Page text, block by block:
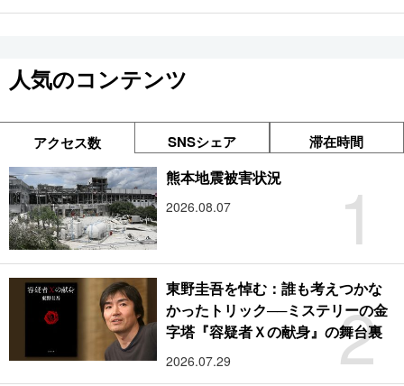
人気のコンテンツ
アクセス数 SNSシェア 滞在時間
1
熊本地震被害状況
2026.08.07
2
東野圭吾を悼む：誰も考えつかな
かったトリック──ミステリーの金
字塔『容疑者Ｘの献身』の舞台裏
2026.07.29